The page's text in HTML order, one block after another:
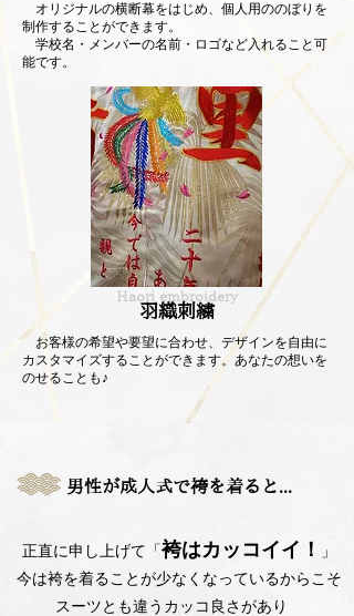
オリジナルの横断幕をはじめ、個人用ののぼりを
制作することができます。
学校名・メンバーの名前・ロゴなど入れること可
能です。
Haori embroidery
羽織刺繍
お客様の希望や要望に合わせ、デザインを自由に
カスタマイズすることができます。あなたの想いを
のせることも♪
男性が成人式で袴を着ると...
正直に申し上げて「 袴はカッコイイ！
」
今は袴を着ることが少なくなっているからこそ
スーツとも違うカッコ良さがあり